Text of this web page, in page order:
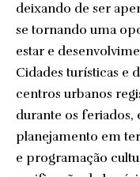
deixando de ser
se tornando uma
estar e
Cidades turísticas e
centros urbanos
durante os feriados,
planejamento em
e programação